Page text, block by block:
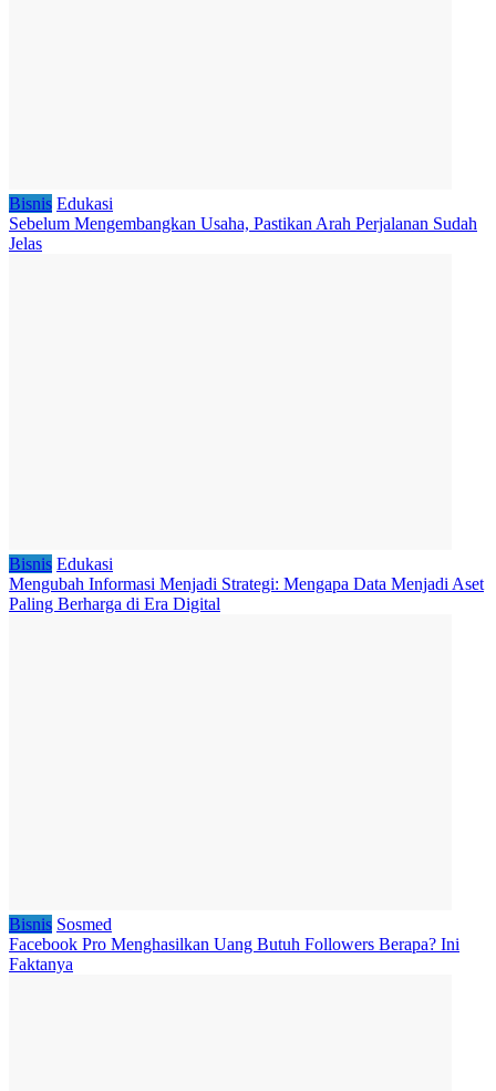
Bisnis Edukasi
Sebelum Mengembangkan Usaha, Pastikan Arah Perjalanan Sudah
Jelas
Bisnis Edukasi
Mengubah Informasi Menjadi Strategi: Mengapa Data Menjadi Aset
Paling Berharga di Era Digital
Bisnis Sosmed
Facebook Pro Menghasilkan Uang Butuh Followers Berapa? Ini
Faktanya